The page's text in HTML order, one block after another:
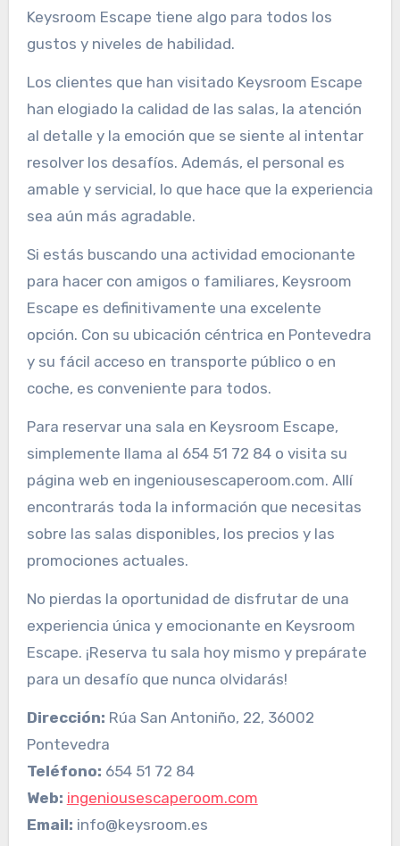
Keysroom Escape tiene algo para todos los
gustos y niveles de habilidad.
Los clientes que han visitado Keysroom Escape
han elogiado la calidad de las salas, la atención
al detalle y la emoción que se siente al intentar
resolver los desafíos. Además, el personal es
amable y servicial, lo que hace que la experiencia
sea aún más agradable.
Si estás buscando una actividad emocionante
para hacer con amigos o familiares, Keysroom
Escape es definitivamente una excelente
opción. Con su ubicación céntrica en Pontevedra
y su fácil acceso en transporte público o en
coche, es conveniente para todos.
Para reservar una sala en Keysroom Escape,
simplemente llama al 654 51 72 84 o visita su
página web en ingeniousescaperoom.com. Allí
encontrarás toda la información que necesitas
sobre las salas disponibles, los precios y las
promociones actuales.
No pierdas la oportunidad de disfrutar de una
experiencia única y emocionante en Keysroom
Escape. ¡Reserva tu sala hoy mismo y prepárate
para un desafío que nunca olvidarás!
Dirección: Rúa San Antoniño, 22, 36002
Pontevedra
Teléfono: 654 51 72 84
Web: ingeniousescaperoom.com
Email: info@keysroom.es